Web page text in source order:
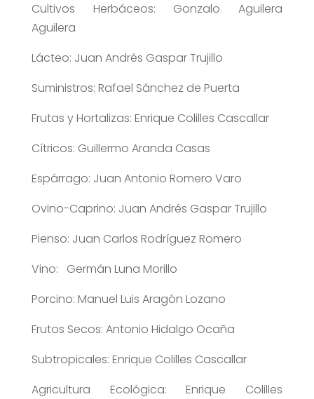
Cultivos Herbáceos: Gonzalo Aguilera
Aguilera
Lácteo: Juan Andrés Gaspar Trujillo
Suministros: Rafael Sánchez de Puerta
Frutas y Hortalizas: Enrique Colilles Cascallar
Cítricos: Guillermo Aranda Casas
Espárrago: Juan Antonio Romero Varo
Ovino-Caprino: Juan Andrés Gaspar Trujillo
Pienso: Juan Carlos Rodríguez Romero
Vino: Germán Luna Morillo
Porcino: Manuel Luis Aragón Lozano
Frutos Secos: Antonio Hidalgo Ocaña
Subtropicales: Enrique Colilles Cascallar
Agricultura Ecológica: Enrique Colilles